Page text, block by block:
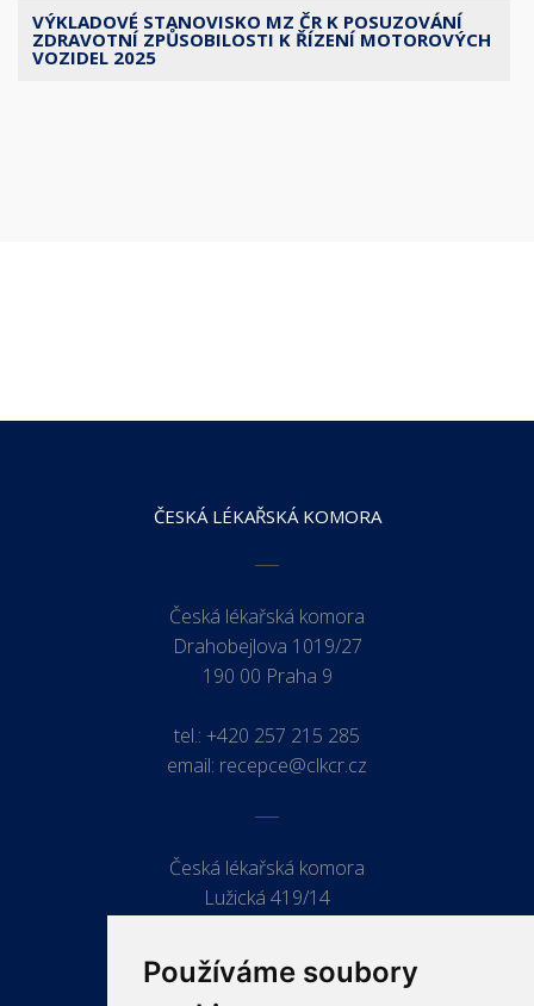
Používáme soubory
VÝKLADOVÉ STANOVISKO MZ ČR K POSUZOVÁNÍ
ZDRAVOTNÍ ZPŮSOBILOSTI K ŘÍZENÍ MOTOROVÝCH
VOZIDEL 2025
ČESKÁ LÉKAŘSKÁ KOMORA
Česká lékařská komora
Drahobejlova 1019/27
190 00 Praha 9
tel.: +420 257 215 285
email: recepce@clkcr.cz
Česká lékařská komora
Lužická 419/14